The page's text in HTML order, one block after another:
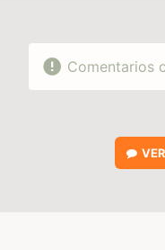
Comentarios